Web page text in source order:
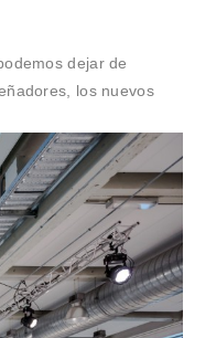
dejar de
los nuevos